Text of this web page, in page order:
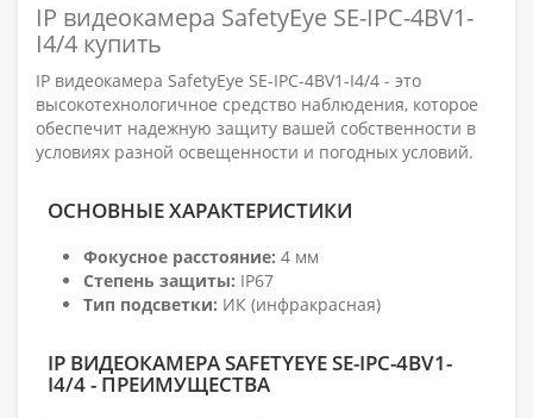
IP видеокамера SafetyEye SE-IPC-4BV1-
I4/4 купить
IP видеокамера SafetyEye SE-IPC-4BV1-I4/4 - это
высокотехнологичное средство наблюдения, которое
обеспечит надежную защиту вашей собственности в
условиях разной освещенности и погодных условий.
ОСНОВНЫЕ ХАРАКТЕРИСТИКИ
Фокусное расстояние: 4 мм
Степень защиты: IP67
Тип подсветки: ИК (инфракрасная)
IP ВИДЕОКАМЕРА SAFETYEYE SE-IPC-4BV1-
I4/4 - ПРЕИМУЩЕСТВА